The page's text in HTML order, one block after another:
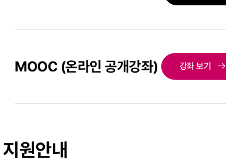
MOOC (온라인 공개강좌) 강좌 보기
지원안내